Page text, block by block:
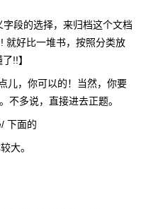
段的选择，来归档这个文档
就好比一堆书，按照分类放
!!】
儿，你可以的！当然，你要
不多说，直接进去正题。
下面的
大。